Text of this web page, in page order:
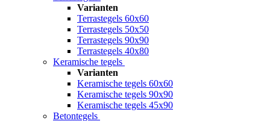
Varianten
Terrastegels 60x60
Terrastegels 50x50
Terrastegels 90x90
Terrastegels 40x80
Keramische tegels
Varianten
Keramische tegels 60x60
Keramische tegels 90x90
Keramische tegels 45x90
Betontegels